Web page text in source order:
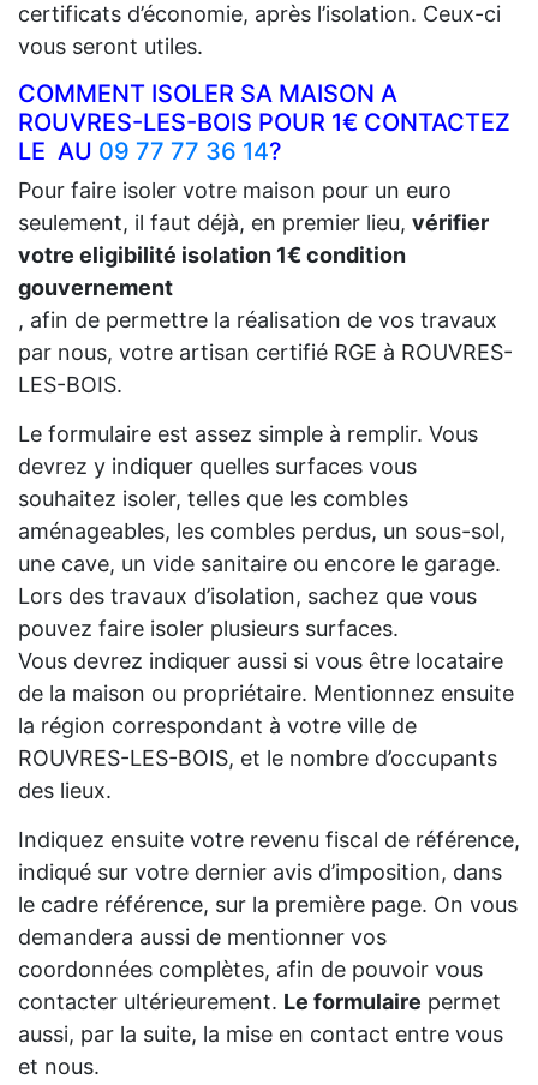
certificats d’économie, après l’isolation. Ceux-ci
vous seront utiles.
COMMENT ISOLER SA MAISON A
ROUVRES-LES-BOIS POUR 1€ CONTACTEZ
LE AU 09 77 77 36 14?
Pour faire isoler votre maison pour un euro
seulement, il faut déjà, en premier lieu, vérifier
votre eligibilité isolation 1€ condition
gouvernement
, afin de permettre la réalisation de vos travaux
par nous, votre artisan certifié RGE à ROUVRES-
LES-BOIS.
Le formulaire est assez simple à remplir. Vous
devrez y indiquer quelles surfaces vous
souhaitez isoler, telles que les combles
aménageables, les combles perdus, un sous-sol,
une cave, un vide sanitaire ou encore le garage.
Lors des travaux d’isolation, sachez que vous
pouvez faire isoler plusieurs surfaces.
Vous devrez indiquer aussi si vous être locataire
de la maison ou propriétaire. Mentionnez ensuite
la région correspondant à votre ville de
ROUVRES-LES-BOIS, et le nombre d’occupants
des lieux.
Indiquez ensuite votre revenu fiscal de référence,
indiqué sur votre dernier avis d’imposition, dans
le cadre référence, sur la première page. On vous
demandera aussi de mentionner vos
coordonnées complètes, afin de pouvoir vous
contacter ultérieurement. Le formulaire permet
aussi, par la suite, la mise en contact entre vous
et nous.